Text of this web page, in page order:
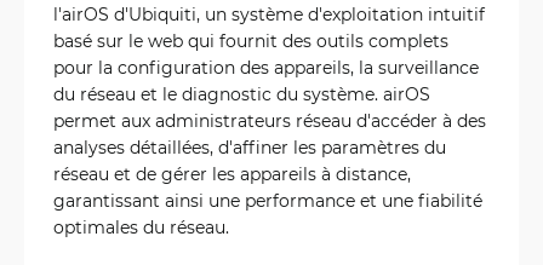
l'airOS d'Ubiquiti, un système d'exploitation intuitif
basé sur le web qui fournit des outils complets
pour la configuration des appareils, la surveillance
du réseau et le diagnostic du système. airOS
permet aux administrateurs réseau d'accéder à des
analyses détaillées, d'affiner les paramètres du
réseau et de gérer les appareils à distance,
garantissant ainsi une performance et une fiabilité
optimales du réseau.